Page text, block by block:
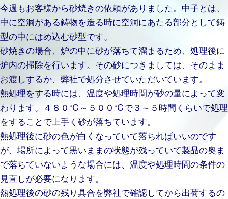
今週もお客様から砂焼きの依頼がありました。中子とは、
中に空洞がある鋳物を造る時に空洞にあたる部分として鋳
型の中にはめ込む砂型です。
砂焼きの場合、炉の中に砂が落ちて溜まるため、処理後に
炉内の掃除を行います。その砂につきましては、そのまま
お渡しするか、弊社で処分させていただいています。
熱処理をする時には、温度や処理時間が砂の量によって変
わります。４８０℃～５００℃で３～５時間くらいで処理
をすることで上手く砂が落ちています。
熱処理後に砂の色が白くなっていて落ちればいいのです
が、場所によって黒いままの状態が残っていて製品の奥ま
で落ちていないような場合には、温度や処理時間の条件の
見直しが必要になります。
熱処理後の砂の残り具合を弊社で確認してから出荷するの